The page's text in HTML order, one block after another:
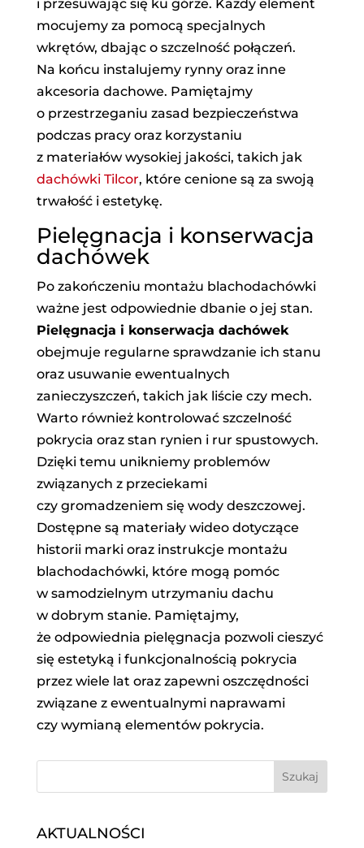
i przesuwając się ku górze. Każdy element
mocujemy za pomocą specjalnych
wkrętów, dbając o szczelność połączeń.
Na końcu instalujemy rynny oraz inne
akcesoria dachowe. Pamiętajmy
o przestrzeganiu zasad bezpieczeństwa
podczas pracy oraz korzystaniu
z materiałów wysokiej jakości, takich jak
dachówki Tilcor, które cenione są za swoją
trwałość i estetykę.
Pielęgnacja i konserwacja
dachówek
Po zakończeniu montażu blachodachówki
ważne jest odpowiednie dbanie o jej stan.
Pielęgnacja i konserwacja dachówek
obejmuje regularne sprawdzanie ich stanu
oraz usuwanie ewentualnych
zanieczyszczeń, takich jak liście czy mech.
Warto również kontrolować szczelność
pokrycia oraz stan rynien i rur spustowych.
Dzięki temu unikniemy problemów
związanych z przeciekami
czy gromadzeniem się wody deszczowej.
Dostępne są materiały wideo dotyczące
historii marki oraz instrukcje montażu
blachodachówki, które mogą pomóc
w samodzielnym utrzymaniu dachu
w dobrym stanie. Pamiętajmy,
że odpowiednia pielęgnacja pozwoli cieszyć
się estetyką i funkcjonalnością pokrycia
przez wiele lat oraz zapewni oszczędności
związane z ewentualnymi naprawami
czy wymianą elementów pokrycia.
AKTUALNOŚCI